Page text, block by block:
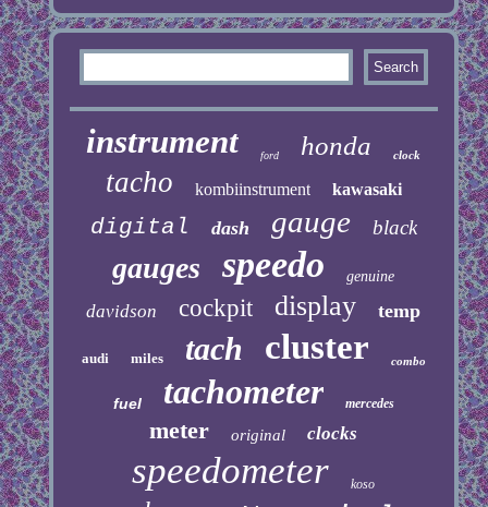
instrument ford honda clock
tacho kombiinstrument kawasaki
digital dash gauge black
gauges speedo genuine
davidson cockpit display temp
audi miles tach cluster combo
fuel tachometer mercedes
meter original clocks
speedometer koso